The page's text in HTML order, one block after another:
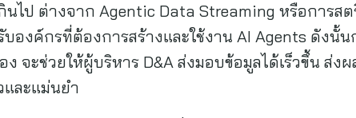
ไป ต่างจาก Agentic Data Streaming หรือการส
องค์กรที่ต้องการสร้างและใช้งาน AI Agents ดังนั้น
จะช่วยให้ผู้บริหาร D&A ส่งมอบข้อมูลได้เร็วขึ้น ส่งผ
และแม่นยำ